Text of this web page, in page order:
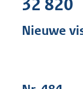
32 820
Nieuwe